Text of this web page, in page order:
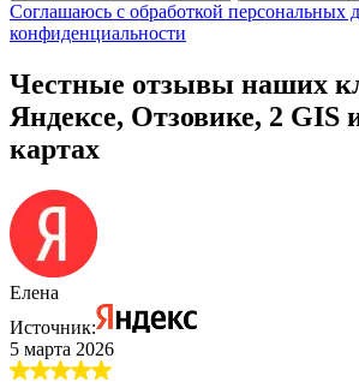
Соглашаюсь с обработкой персональных
конфиденциальности
Честные отзывы наших
Яндексе, Отзовике, 2 GIS
картах
Елена
Источник:
5 марта 2026